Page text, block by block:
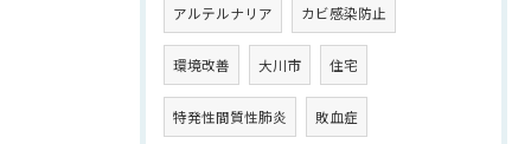
アルテルナリア カビ感染防止
環境改善 大川市 住宅
特発性間質性肺炎 敗血症